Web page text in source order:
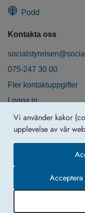
Vi använder kakor
upplevelse av vår
Podd
Kontakta oss
075-247 30 00
Fler kontaktuppgifter
Logga in
Behandling av